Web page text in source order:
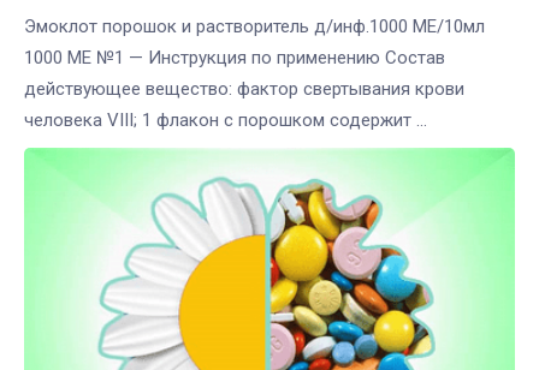
Эмоклот порошок и растворитель д/инф.1000 МЕ/10мл
1000 МЕ №1 — Инструкция по применению Состав
действующее вещество: фактор свертывания крови
человека VIII; 1 флакон с порошком содержит ...